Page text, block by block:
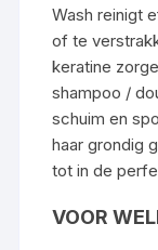
Wash reinigt
of te
keratine
shampoo /
schuim en
haar grondig
tot in de
VOOR